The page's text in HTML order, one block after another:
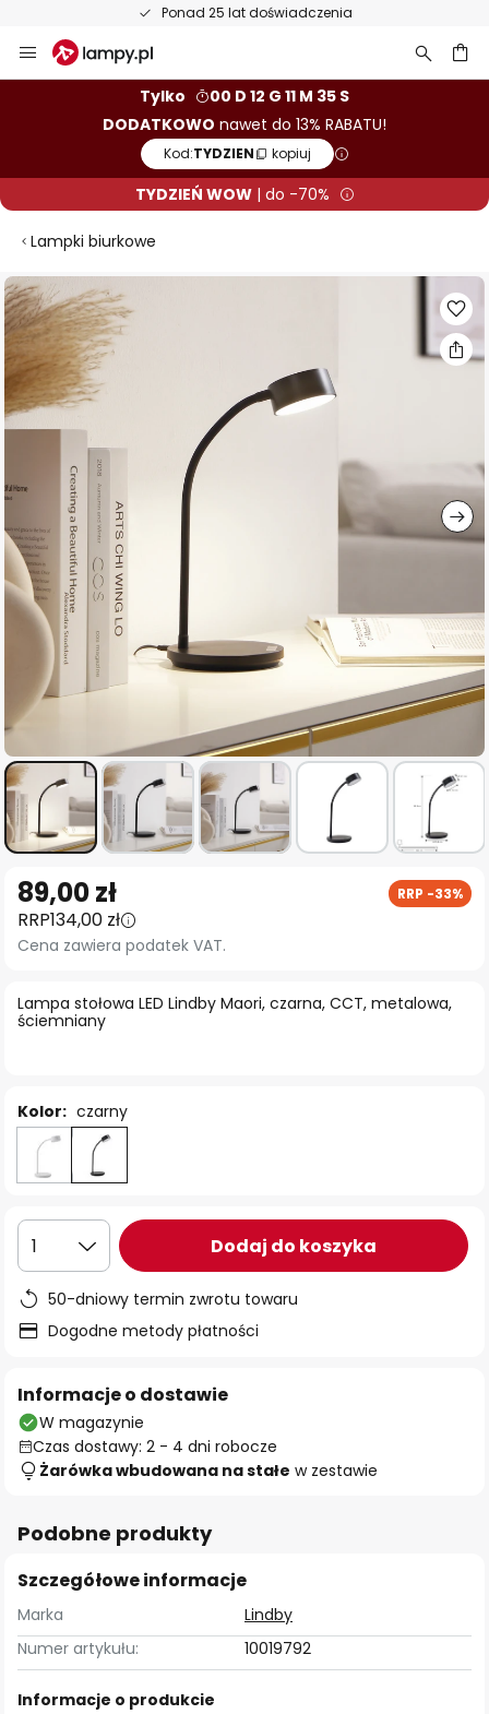
Ponad 25 lat doświadczenia
Przejdź
do
Tylko
00 D 12 G 11 M 34 S
DODATKOWO nawet do 13% RABATU!
Kod:TYDZIEN kopiuj
TYDZIEŃ WOW| do -70%
Lampki biurkowe
Przejdź
na
koniec
galerii
na
początek
galerii
Lampa stołowa LED Lindby Maori, czarna, CCT, metalowa,
ściemniany
89,00 zł RRP -33%
RRP134,00 zł
Cena zawiera podatek VAT.
Kolor: czarny
1 Dodaj do koszyka
50-dniowy termin zwrotu towaru
Dogodne metody płatności
Informacje o dostawie
W magazynie
Czas dostawy: 2 - 4 dni robocze
Żarówka wbudowana na stałe w zestawie
Podobne produkty
Szczegółowe informacje
Marka
Lindby
Numer artykułu:
10019792
Informacje o produkcie